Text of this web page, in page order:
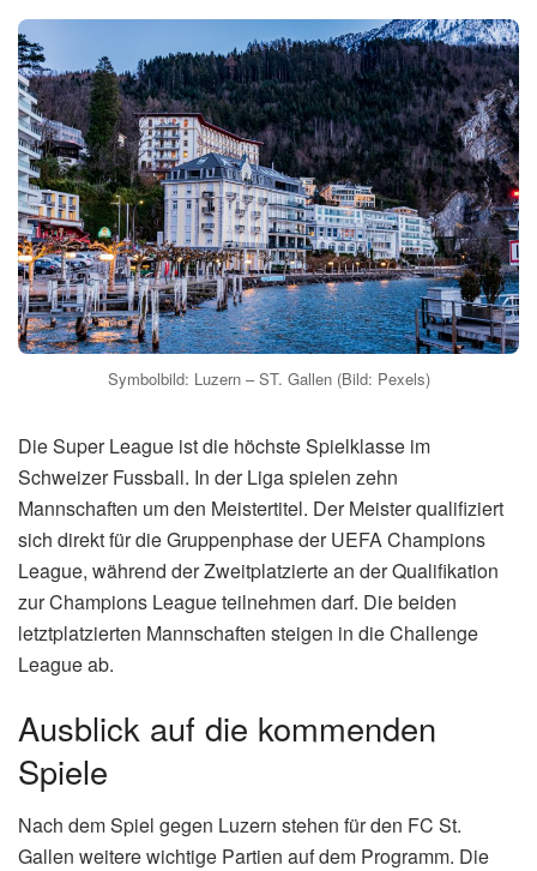
Symbolbild: Luzern – ST. Gallen (Bild: Pexels)
Die Super League ist die höchste Spielklasse im
Schweizer Fussball. In der Liga spielen zehn
Mannschaften um den Meistertitel. Der Meister qualifiziert
sich direkt für die Gruppenphase der UEFA Champions
League, während der Zweitplatzierte an der Qualifikation
zur Champions League teilnehmen darf. Die beiden
letztplatzierten Mannschaften steigen in die Challenge
League ab.
Ausblick auf die kommenden
Spiele
Nach dem Spiel gegen Luzern stehen für den FC St.
Gallen weitere wichtige Partien auf dem Programm. Die